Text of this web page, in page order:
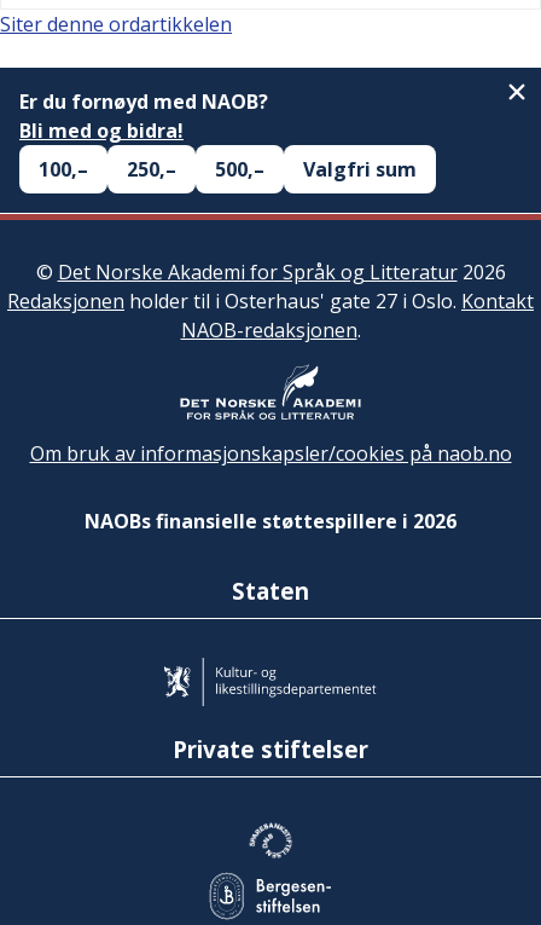
Siter denne ordartikkelen
Er du fornøyd med NAOB?
Bli med og bidra!
100,–
250,– 500,– Valgfri sum
© Det Norske Akademi for Språk og Litteratur2026
Redaksjonen holder til i Osterhaus' gate 27 i Oslo. Kontakt
NAOB-redaksjonen.
Om bruk av informasjonskapsler/cookies på naob.no
NAOBs finansielle støttespillere i 2026
Staten
Private stiftelser